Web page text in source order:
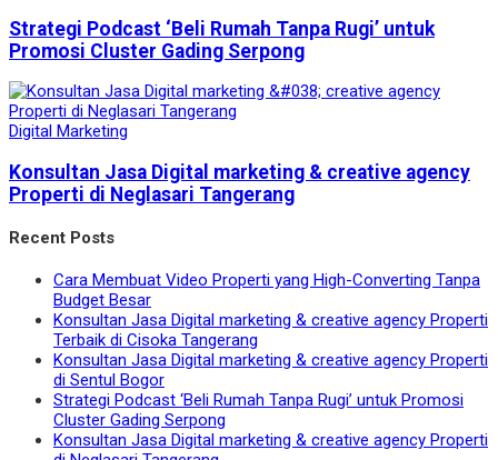
Strategi Podcast ‘Beli Rumah Tanpa Rugi’ untuk
Promosi Cluster Gading Serpong
Digital Marketing
Konsultan Jasa Digital marketing & creative agency
Properti di Neglasari Tangerang
Recent Posts
Cara Membuat Video Properti yang High-Converting Tanpa
Budget Besar
Konsultan Jasa Digital marketing & creative agency Properti
Terbaik di Cisoka Tangerang
Konsultan Jasa Digital marketing & creative agency Properti
di Sentul Bogor
Strategi Podcast ‘Beli Rumah Tanpa Rugi’ untuk Promosi
Cluster Gading Serpong
Konsultan Jasa Digital marketing & creative agency Properti